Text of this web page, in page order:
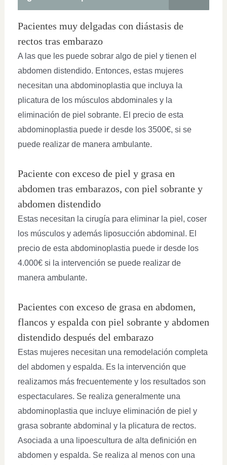
Pacientes muy delgadas con diástasis de
rectos tras embarazo
A las que les puede sobrar algo de piel y tienen el
abdomen distendido. Entonces, estas mujeres
necesitan una abdominoplastia que incluya la
plicatura de los músculos abdominales y la
eliminación de piel sobrante. El precio de esta
abdominoplastia puede ir desde los 3500€, si se
puede realizar de manera ambulante.
Paciente con exceso de piel y grasa en
abdomen tras embarazos, con piel sobrante y
abdomen distendido
Estas necesitan la cirugía para eliminar la piel, coser
los músculos y además liposucción abdominal. El
precio de esta abdominoplastia puede ir desde los
4.000€ si la intervención se puede realizar de
manera ambulante.
Pacientes con exceso de grasa en abdomen,
flancos y espalda con piel sobrante y abdomen
distendido después del embarazo
Estas mujeres necesitan una remodelación completa
del abdomen y espalda. Es la intervención que
realizamos más frecuentemente y los resultados son
espectaculares. Se realiza generalmente una
abdominoplastia que incluye eliminación de piel y
grasa sobrante abdominal y la plicatura de rectos.
Asociada a una lipoescultura de alta definición en
abdomen y espalda. Se realiza al menos con una